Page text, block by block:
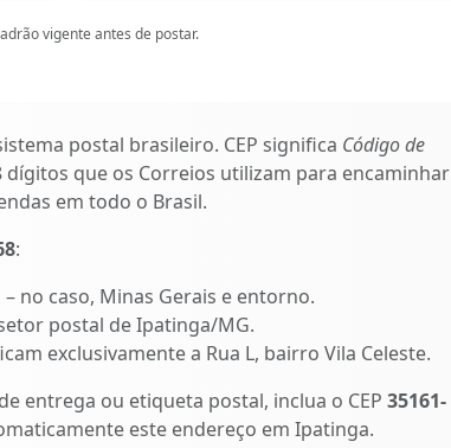
vigente antes de postar.
postal brasileiro. CEP significa Código de
que os Correios utilizam para encaminhar
em todo o Brasil.
:
no caso, Minas Gerais e entorno.
postal de Ipatinga/MG.
exclusivamente a Rua L, bairro Vila Celeste.
entrega ou etiqueta postal, inclua o CEP 35161-
este endereço em Ipatinga.